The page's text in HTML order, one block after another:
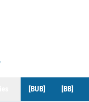
[BUB] [BB]